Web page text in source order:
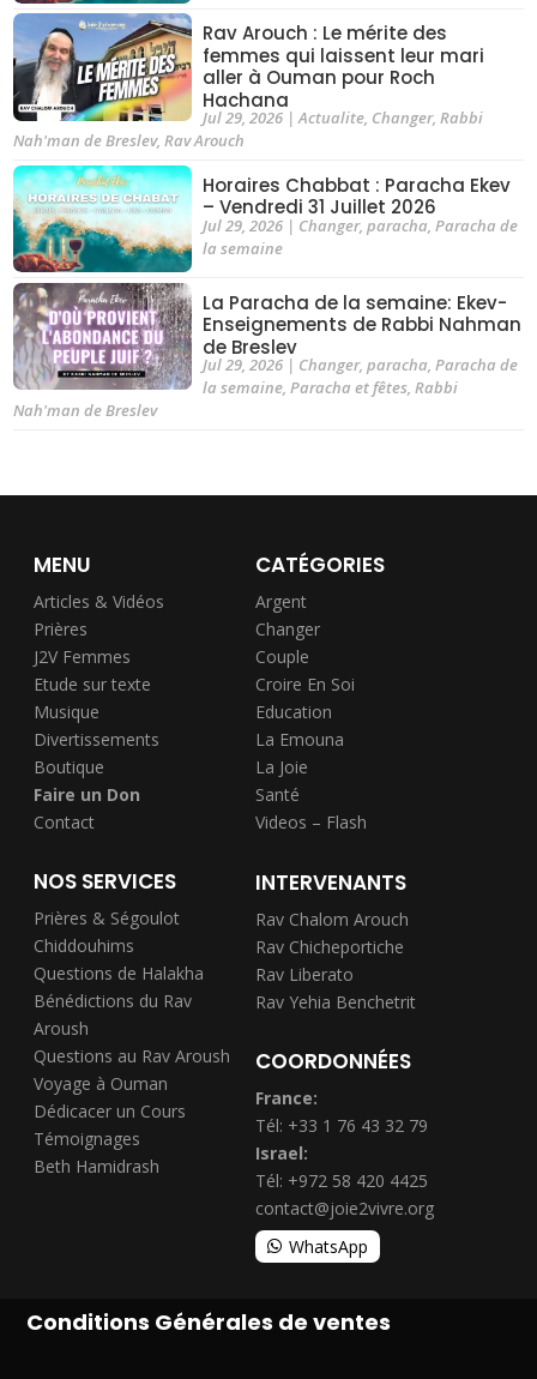
Rav Arouch : Le mérite des
femmes qui laissent leur mari
aller à Ouman pour Roch
Hachana
Jul 29, 2026|Actualite, Changer, Rabbi
Nah'man de Breslev,Rav Arouch
Horaires Chabbat : Paracha Ekev
– Vendredi 31 Juillet 2026
Jul 29, 2026| Changer, paracha, Paracha de
la semaine
La Paracha de la semaine: Ekev-
Enseignements de Rabbi Nahman
de Breslev
Jul 29, 2026| Changer, paracha, Paracha de
la semaine, Paracha et fêtes, Rabbi
Nah'man de Breslev
MENU
Articles & Vidéos
Prières
J2V Femmes
Etude sur texte
Musique
Divertissements
Boutique
Faire un Don
Contact
CATÉGORIES
Argent
Changer
Couple
Croire En Soi
Education
La Emouna
La Joie
Santé
Videos – Flash
NOS SERVICES
Prières & Ségoulot
Chiddouhims
Questions de Halakha
Bénédictions du Rav
Aroush
Questions au Rav Aroush
Voyage à Ouman
Dédicacer un Cours
Témoignages
Beth Hamidrash
INTERVENANTS
Rav Chalom Arouch
Rav Chicheportiche
Rav Liberato
Rav Yehia Benchetrit
COORDONNÉES
France:
Tél: +33 1 76 43 32 79
Israel:
Tél: +972 58 420 4425
contact@joie2vivre.org
WhatsApp
Conditions Générales de ventes